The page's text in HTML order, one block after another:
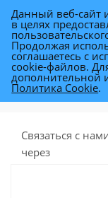
Гузмания
Каталог - Растения -
Связаться с
через
Данный веб-сайт
в целях
Продолжая
соглашаетесь с
cookie-файлов.
дополнительной
Политика Cookie.